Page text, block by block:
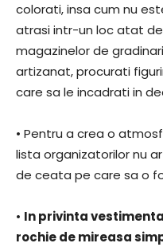
colorati, insa cum nu
atrasi intr-un loc atat
magazinelor de
artizanat, procurati
care sa le incadrati in
• Pentru a crea o
lista organizatorilor nu
de ceata pe care sa o
• In privinta
rochie de mireasa